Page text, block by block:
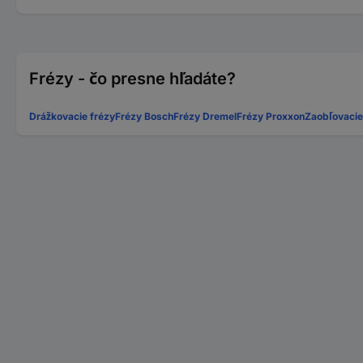
Frézy - čo presne hľadáte?
Drážkovacie frézyFrézy BoschFrézy DremelFrézy Proxxon